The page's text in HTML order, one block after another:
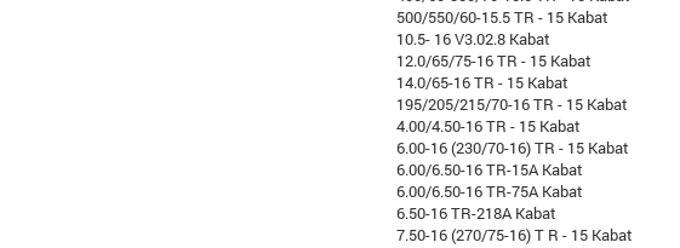
500/550/60-15.5 TR - 15 Kabat
10.5- 16 V3.02.8 Kabat
12.0/65/75-16 TR - 15 Kabat
14.0/65-16 TR - 15 Kabat
195/205/215/70-16 TR - 15 Kabat
4.00/4.50-16 TR - 15 Kabat
6.00-16 (230/70-16) TR - 15 Kabat
6.00/6.50-16 TR-15A Kabat
6.00/6.50-16 TR-75A Kabat
6.50-16 TR-218A Kabat
7.50-16 (270/75-16) T R - 15 Kabat